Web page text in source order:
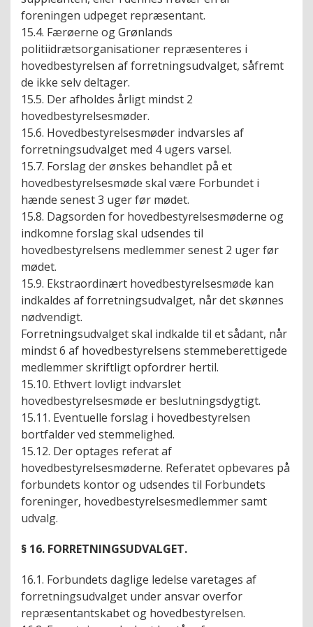
foreningen udpeget repræsentant.
15.4. Færøerne og Grønlands
politiidrætsorganisationer repræsenteres i
hovedbestyrelsen af forretningsudvalget, såfremt
de ikke selv deltager.
15.5. Der afholdes årligt mindst 2
hovedbestyrelsesmøder.
15.6. Hovedbestyrelsesmøder indvarsles af
forretningsudvalget med 4 ugers varsel.
15.7. Forslag der ønskes behandlet på et
hovedbestyrelsesmøde skal være Forbundet i
hænde senest 3 uger før mødet.
15.8. Dagsorden for hovedbestyrelsesmøderne og
indkomne forslag skal udsendes til
hovedbestyrelsens medlemmer senest 2 uger før
mødet.
15.9. Ekstraordinært hovedbestyrelsesmøde kan
indkaldes af forretningsudvalget, når det skønnes
nødvendigt.
Forretningsudvalget skal indkalde til et sådant, når
mindst 6 af hovedbestyrelsens stemmeberettigede
medlemmer skriftligt opfordrer hertil.
15.10. Ethvert lovligt indvarslet
hovedbestyrelsesmøde er beslutningsdygtigt.
15.11. Eventuelle forslag i hovedbestyrelsen
bortfalder ved stemmelighed.
15.12. Der optages referat af
hovedbestyrelsesmøderne. Referatet opbevares på
forbundets kontor og udsendes til Forbundets
foreninger, hovedbestyrelsesmedlemmer samt
udvalg.
§ 16. FORRETNINGSUDVALGET.
16.1. Forbundets daglige ledelse varetages af
forretningsudvalget under ansvar overfor
repræsentantskabet og hovedbestyrelsen.